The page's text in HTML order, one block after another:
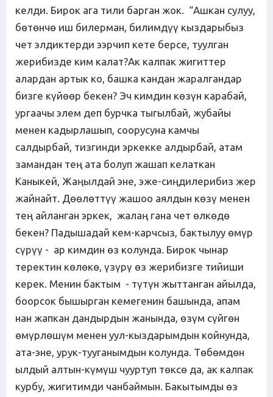
келди. Бирок ага тили барган жок. “Ашкан сулуу,
бөтөнчө иш билерман, билимдүү кыздарыбыз
чет элдиктерди ээрчип кете берсе, туулган
жерибизде ким калат?Ак калпак жигиттер
алардан артык ко, башка кандан жаралгандар
бизге күйөөр бекен? Эч кимдин көзүн карабай,
ургаачы элем деп бурчка тыгылбай, жубайы
менен кадырлашып, соорусуна камчы
салдырбай, тизгинди эркекке алдырбай, атам
замандан тең ата болуп жашап келаткан
Каныкей, Жаңылдай эне, эже-сиңдилерибиз жер
жайнайт. Дөөлөттүү жашоо аялдын көзү менен
тең айланган эркек, жалаң гана чет өлкөдө
бекен? Падышадай кем-карчсыз, бактылуу өмүр
сүрүү - ар кимдин өз колунда. Бирок чынар
теректин көлөкө, үзүрү өз жерибизге тийиши
керек. Менин бактым - түтүн жыттанган айылда,
боорсок бышырган кемегенин башында, апам
нан жапкан дандырдын жанында, өзүм сүйгөн
өмүрлөшүм менен уул-кыздарымдын койнунда,
ата-эне, урук-тууганымдын колунда. Төбөмдөн
ылдый алтын-күмүш чууртуп төксө да, ак калпак
курбу, жигитимди чанбаймын. Бакытымды өз